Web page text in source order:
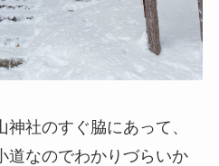
社のすぐ脇にあって、
道なのでわかりづらいか